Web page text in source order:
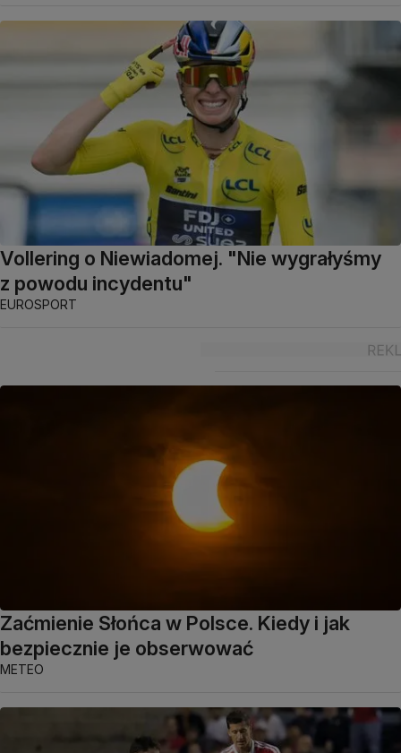
Vollering o Niewiadomej. "Nie wygrałyśmy
z powodu incydentu"
EUROSPORT
Zaćmienie Słońca w Polsce. Kiedy i jak
bezpiecznie je obserwować
METEO